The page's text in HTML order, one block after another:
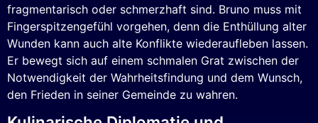
fragmentarisch oder schmerzhaft sind. Bruno muss mit
Fingerspitzengefühl vorgehen, denn die Enthüllung alter
Wunden kann auch alte Konflikte wiederaufleben lassen.
Er bewegt sich auf einem schmalen Grat zwischen der
Notwendigkeit der Wahrheitsfindung und dem Wunsch,
den Frieden in seiner Gemeinde zu wahren.